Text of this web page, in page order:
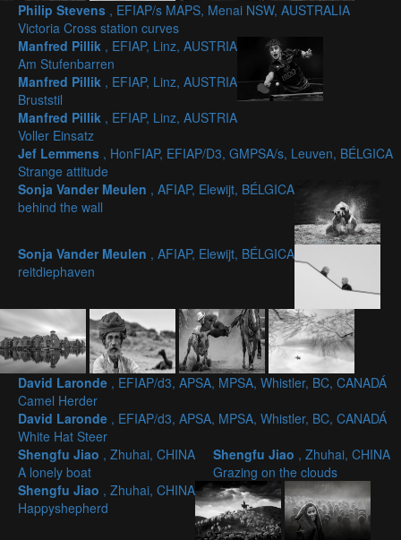
Philip Stevens , EFIAP/s MAPS, Menai NSW, AUSTRALIA
Victoria Cross station curves
Manfred Pillik , EFIAP, Linz, AUSTRIA
Am Stufenbarren
Manfred Pillik , EFIAP, Linz, AUSTRIA
Bruststil
Manfred Pillik , EFIAP, Linz, AUSTRIA
Voller Einsatz
Jef Lemmens , HonFIAP, EFIAP/D3, GMPSA/s, Leuven, BÉLGICA
Strange attitude
Sonja Vander Meulen , AFIAP, Elewijt, BÉLGICA
behind the wall
Sonja Vander Meulen , AFIAP, Elewijt, BÉLGICA
reitdiephaven
David Laronde , EFIAP/d3, APSA, MPSA, Whistler, BC, CANADÁ
Camel Herder
David Laronde , EFIAP/d3, APSA, MPSA, Whistler, BC, CANADÁ
White Hat Steer
Shengfu Jiao , Zhuhai, CHINA
A lonely boat
Shengfu Jiao , Zhuhai, CHINA
Grazing on the clouds
Shengfu Jiao , Zhuhai, CHINA
Happyshepherd